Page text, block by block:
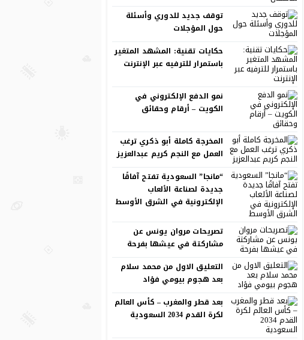
توقف جديد للدوري وأسئلة
حول المؤجلات
حكايات تقنية: المشهد المتغير
باستمرار للترفيه عبر الإنترنت
نمو الدفع الإلكتروني في
الكويت – أرقام وحقائق
المخرجة كاملة أبو ذكري ترغب
العمل مع النجم كريم عبدالعزيز
“مانجا” السعودية تفتح آفاقًا
جديدة لصناعة الألعاب
الإلكترونية في الشرق الأوسط
تصريحات مروان يونس عن
مشاركتة في عيشها بفرحة
التعليق الاول من محمد سلام
بعد هجوم بيومي فؤاد
بعد قطر والمغرب – كأس العالم
لكرة القدم 2034 السعودية